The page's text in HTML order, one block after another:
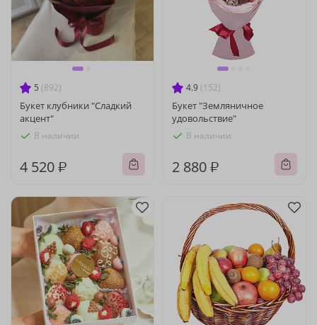
5 (892)
Букет клубники "Сладкий
акцент"
В наличии
4 520 ₽
4.9 (152)
Букет "Земляничное
удовольствие"
В наличии
2 880 ₽